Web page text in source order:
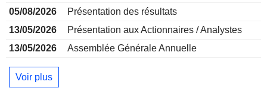
05/08/2026
Présentation des résultats
13/05/2026
Présentation aux Actionnaires / Analystes
13/05/2026
Assemblée Générale Annuelle
Voir plus